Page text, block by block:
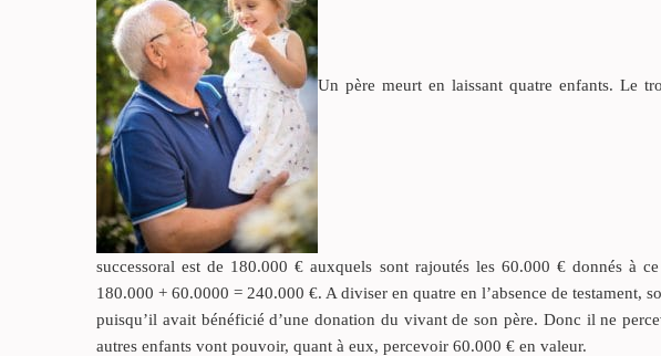
Un père meurt en laissant quatre enfants. Le
successoral est de 180.000 € auxquels sont rajoutés les 60.000 € donnés à
180.000 + 60.0000 = 240.000 €. A diviser en quatre en l’absence de testament,
puisqu’il avait bénéficié d’une donation du vivant de son père. Donc il ne
autres enfants vont pouvoir, quant à eux, percevoir 60.000 € en valeur.